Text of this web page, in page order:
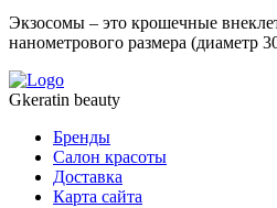
Экзосомы – это крошечные
нанометрового размера (диаметр
Gkeratin beauty
Бренды
Салон красоты
Доставка
Карта сайта